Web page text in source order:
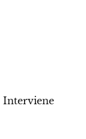
Interviene